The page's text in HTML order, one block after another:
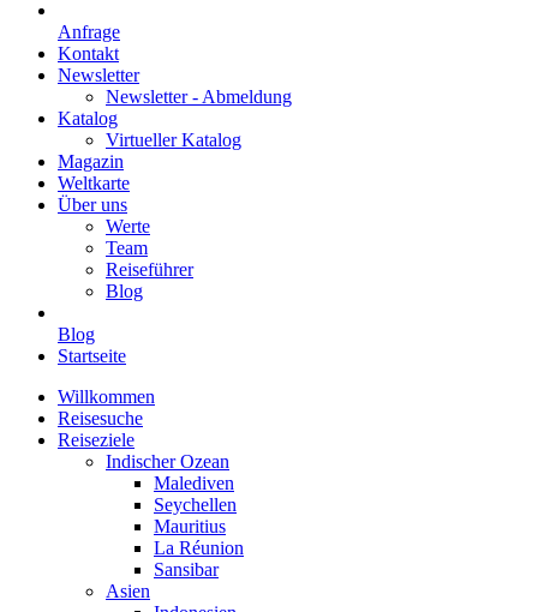
Anfrage
Kontakt
Newsletter
Newsletter - Abmeldung
Katalog
Virtueller Katalog
Magazin
Weltkarte
Über uns
Werte
Team
Reiseführer
Blog
Blog
Startseite
Willkommen
Reisesuche
Reiseziele
Indischer Ozean
Malediven
Seychellen
Mauritius
La Réunion
Sansibar
Asien